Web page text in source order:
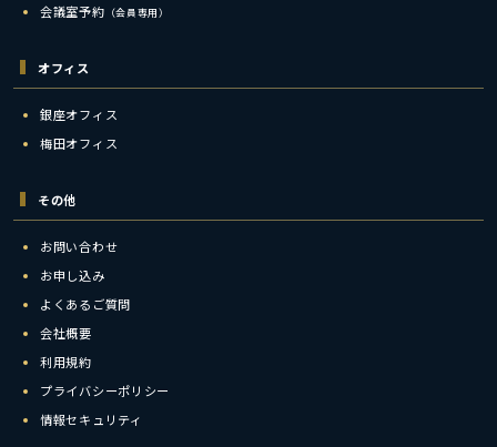
会議室予約 （会員専用）
オフィス
銀座オフィス
梅田オフィス
その他
お問い合わせ
お申し込み
よくあるご質問
会社概要
利用規約
プライバシーポリシー
情報セキュリティ